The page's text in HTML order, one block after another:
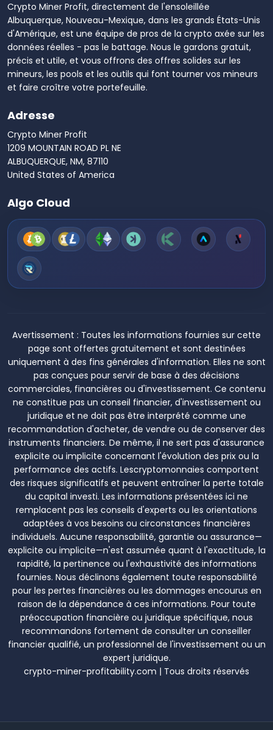
Crypto Miner Profit, directement de l'ensoleillée
Albuquerque, Nouveau-Mexique, dans les grands États-Unis
d'Amérique, est une équipe de pros de la crypto axée sur les
données réelles - pas le battage. Nous le gardons gratuit,
précis et utile, et vous offrons des offres solides sur les
mineurs, les pools et les outils qui font tourner vos mineurs
et faire croître votre portefeuille.
Adresse
Crypto Miner Profit
1209 MOUNTAIN ROAD PL NE
ALBUQUERQUE, NM, 87110
United States of America
Algo Cloud
Avertissement : Toutes les informations fournies sur cette
page sont offertes gratuitement et sont destinées
uniquement à des fins générales d'information. Elles ne sont
pas conçues pour servir de base à des décisions
commerciales, financières ou d'investissement. Ce contenu
ne constitue pas un conseil financier, d'investissement ou
juridique et ne doit pas être interprété comme une
recommandation d'acheter, de vendre ou de conserver des
instruments financiers. De même, il ne sert pas d'assurance
explicite ou implicite concernant l'évolution des prix ou la
performance des actifs. Lescryptomonnaies comportent
des risques significatifs et peuvent entraîner la perte totale
du capital investi. Les informations présentées ici ne
remplacent pas les conseils d'experts ou les orientations
adaptées à vos besoins ou circonstances financières
individuels. Aucune responsabilité, garantie ou assurance—
explicite ou implicite—n'est assumée quant à l'exactitude, la
rapidité, la pertinence ou l'exhaustivité des informations
fournies. Nous déclinons également toute responsabilité
pour les pertes financières ou les dommages encourus en
raison de la dépendance à ces informations. Pour toute
préoccupation financière ou juridique spécifique, nous
recommandons fortement de consulter un conseiller
financier qualifié, un professionnel de l'investissement ou un
expert juridique.
crypto-miner-profitability.com | Tous droits réservés